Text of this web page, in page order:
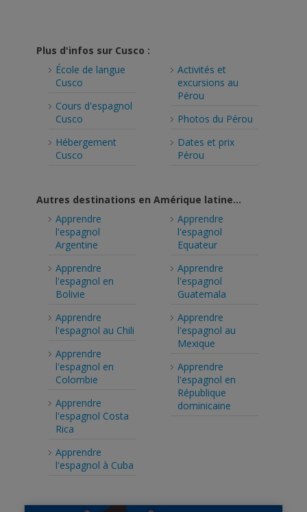
Plus d'infos sur Cusco :
École de langue
Cusco
Cours d'espagnol
Cusco
Hébergement
Cusco
Activités et
excursions au
Pérou
Photos du Pérou
Dates et prix
Pérou
Autres destinations en Amérique latine...
Apprendre
l'espagnol
Argentine
Apprendre
l'espagnol en
Bolivie
Apprendre
l'espagnol au Chili
Apprendre
l'espagnol en
Colombie
Apprendre
l'espagnol Costa
Rica
Apprendre
l'espagnol à Cuba
Apprendre
l'espagnol
Equateur
Apprendre
l'espagnol
Guatemala
Apprendre
l'espagnol au
Mexique
Apprendre
l'espagnol en
République
dominicaine